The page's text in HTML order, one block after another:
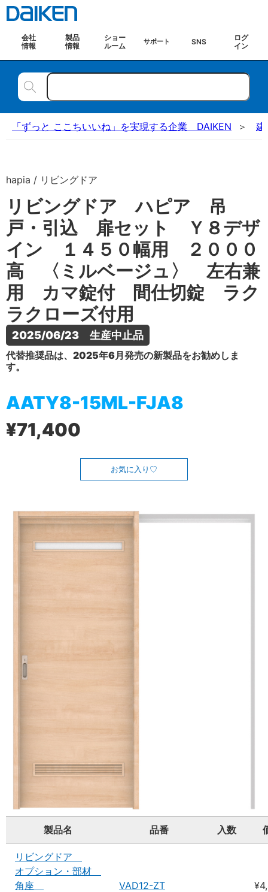
会社
情報
製品
情報
ショー
ルーム
サポート SNS
ログ
イン
「ずっと ここちいいね」を実現する企業 DAIKEN 建
hapia / リビングドア
リビングドア ハピア 吊
戸・引込 扉セット Ｙ８デザ
イン １４５０幅用 ２０００
高 〈ミルベージュ〉 左右兼
用 カマ錠付 間仕切錠 ラク
ラクローズ付用
2025/06/23　生産中止品
代替推奨品は、2025年6月発売の新製品をお勧めしま
す。
AATY8-15ML-FJA8
¥71,400
お気に入り
製品名 品番 入数
リビングドア
オプション・部材
角座
VAD12-ZT